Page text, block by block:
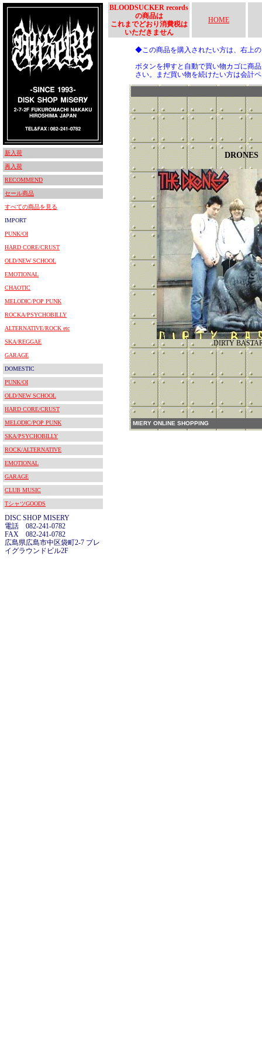
新入荷
再入荷
RECOMMEND
セール商品
すべての商品を見る
IMPORT
PUNK/OI
HARD CORE/CRUST
OLD/NEW SCHOOL
EMOTIONAL
CHAOTIC
MELODIC/POP PUNK
ROCKA/PSYCHOBILLY
ALTERNATIVE/ROCK etc
SKA/REGGAE
GARAGE
DOMESTIC
PUNK/OI
OLD/NEW SCHOOL
HARD CORE/CRUST
MELODIC/POP PUNK
SKA/PSYCHOBILLY
ROCK/ALTERNATIVE
EMOTIONAL
GARAGE
CLUB MUSIC
TシャツGOODS
DISC SHOP MISERY
電話 082-241-0782
FAX 082-241-0782
広島県広島市中区袋町2-7 プレ
イグラウンドビル2F
BLOODSUCKER records
の商品は
これまでどおり消費税は
いただきません
HOME
◆この商品を購入されたい方は、右上
ボタンを押すと自動で買い物カゴに商
さい。まだ買い物を続けたい方は会計
DRONES
DIRTY
MIERY ONLINE SHOPPING